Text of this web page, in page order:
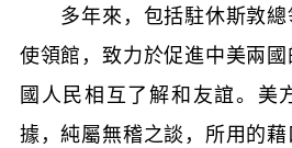
多年來，包括駐休斯敦總
使領館，致力於促進中美兩
國人民相互了解和友誼。美
據，純屬無稽之談，所用的